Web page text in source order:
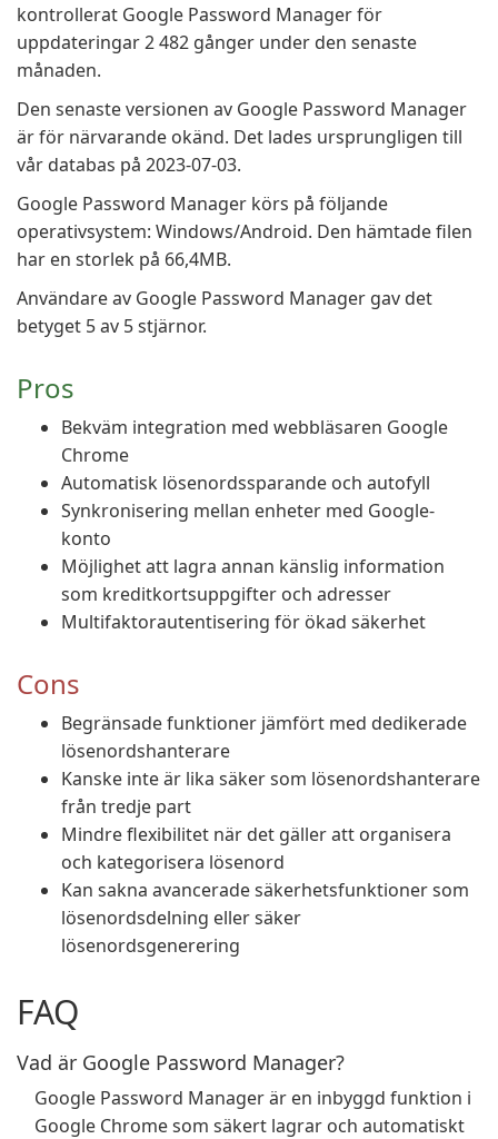
kontrollerat Google Password Manager för
uppdateringar 2 482 gånger under den senaste
månaden.
Den senaste versionen av Google Password Manager
är för närvarande okänd. Det lades ursprungligen till
vår databas på 2023-07-03.
Google Password Manager körs på följande
operativsystem: Windows/Android. Den hämtade filen
har en storlek på 66,4MB.
Användare av Google Password Manager gav det
betyget 5 av 5 stjärnor.
Pros
Bekväm integration med webbläsaren Google
Chrome
Automatisk lösenordssparande och autofyll
Synkronisering mellan enheter med Google-
konto
Möjlighet att lagra annan känslig information
som kreditkortsuppgifter och adresser
Multifaktorautentisering för ökad säkerhet
Cons
Begränsade funktioner jämfört med dedikerade
lösenordshanterare
Kanske inte är lika säker som lösenordshanterare
från tredje part
Mindre flexibilitet när det gäller att organisera
och kategorisera lösenord
Kan sakna avancerade säkerhetsfunktioner som
lösenordsdelning eller säker
lösenordsgenerering
FAQ
Vad är Google Password Manager?
Google Password Manager är en inbyggd funktion i
Google Chrome som säkert lagrar och automatiskt